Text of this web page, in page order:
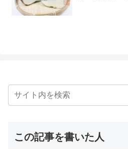
この記事を書いた人